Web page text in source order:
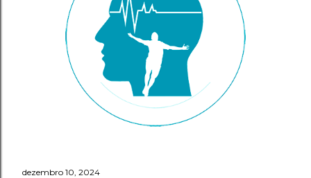
dezembro 10, 2024